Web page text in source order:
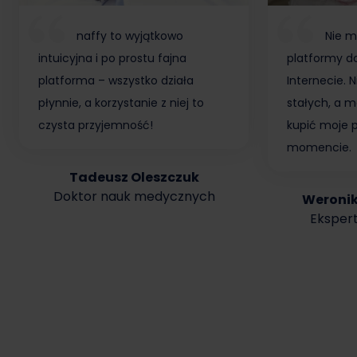
naffy to wyjątkowo
intuicyjna i po prostu fajna
platforma – wszystko działa
płynnie, a korzystanie z niej to
czysta przyjemność!
Tadeusz Oleszczuk
Doktor nauk medycznych
Nie
platformy
Internecie.
stałych, a
kupić moje
momencie.